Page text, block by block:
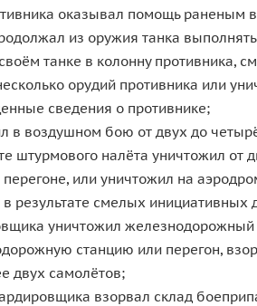
оказывал помощь раненым
из оружия танка
танке в колонну противника,
орудий противника или
сведения о противнике;
в воздушном бою от двух до
штурмового налёта уничтожил
или уничтожил на
результате смелых
уничтожил железнодорожный
станцию или перегон,
двух самолётов;
взорвал склад